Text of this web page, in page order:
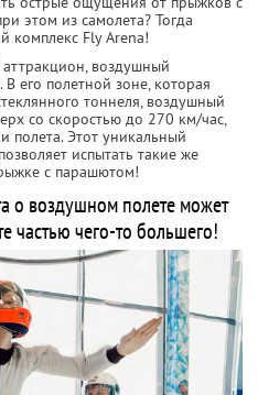
этом из самолета? Тогда
комплекс Fly Arena!
воздушный
его полетной зоне, которая
тоннеля, воздушный
со скоростью до 270 км/час,
полета. Этот уникальный
испытать такие же
с парашютом!
о воздушном полете может
частью чего-то большего!